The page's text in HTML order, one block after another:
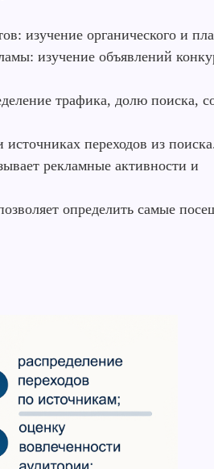
изучение органического и
изучение объявлений
трафика, долю поиска,
переходов из
рекламные активности и
определить самые